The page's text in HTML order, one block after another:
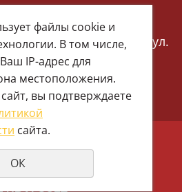
(MAX)
Мира 2
Екатеринбург, ул.
76
2026 Меломания
файлы cookie и
В том числе,
IP-адрес для
местоположения.
вы подтверждаете
сайта.
ОК